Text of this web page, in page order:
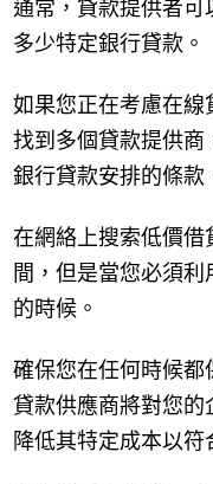
通常，貸款提供者
多少特定銀行貸款。
如果您正在考慮在
找到多個貸款提供
銀行貸款安排的條款
在網絡上搜索低價
間，但是當您必須
的時候。
確保您在任何時候
貸款供應商將對您
降低其特定成本以符